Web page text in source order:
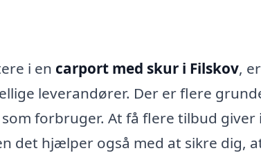
i en carport med skur i Filskov,
leverandører. Der er flere
forbruger. At få flere tilbud giver
det hjælper også med at sikre dig,